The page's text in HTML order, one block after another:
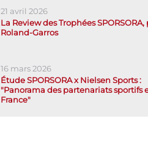
21 avril 2026
La Review des Trophées
Roland-Garros
16 mars 2026
Étude SPORSORA x Nielsen Sports :
"Panorama des partenariats sportifs
France"